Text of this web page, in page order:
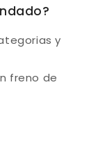
y
freno de